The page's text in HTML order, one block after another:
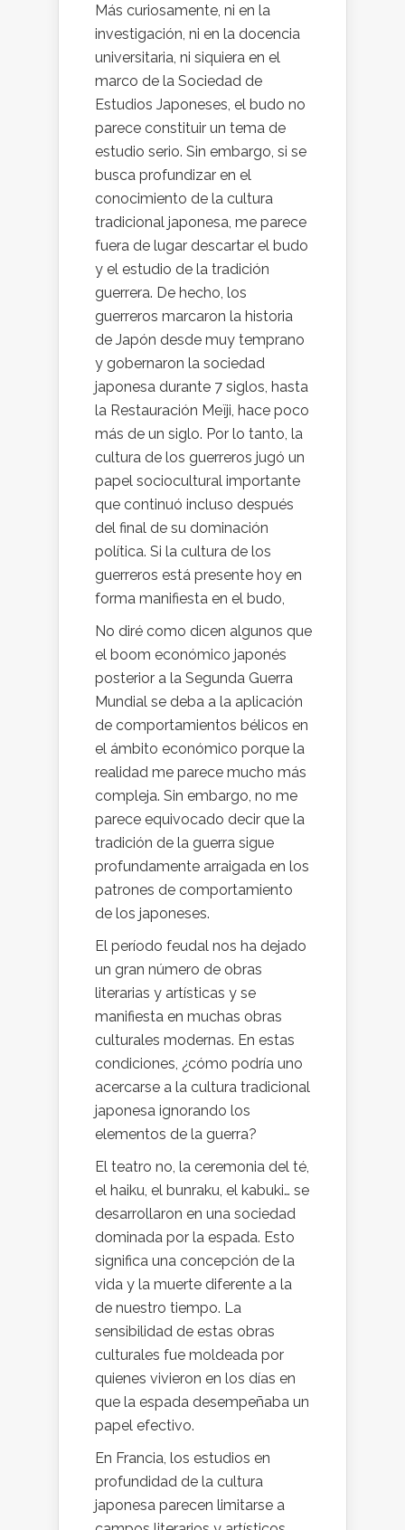
Más curiosamente, ni en la
investigación, ni en la docencia
universitaria, ni siquiera en el
marco de la Sociedad de
Estudios Japoneses, el budo no
parece constituir un tema de
estudio serio. Sin embargo, si se
busca profundizar en el
conocimiento de la cultura
tradicional japonesa, me parece
fuera de lugar descartar el budo
y el estudio de la tradición
guerrera. De hecho, los
guerreros marcaron la historia
de Japón desde muy temprano
y gobernaron la sociedad
japonesa durante 7 siglos, hasta
la Restauración Meïji, hace poco
más de un siglo. Por lo tanto, la
cultura de los guerreros jugó un
papel sociocultural importante
que continuó incluso después
del final de su dominación
política. Si la cultura de los
guerreros está presente hoy en
forma manifiesta en el budo,
No diré como dicen algunos que
el boom económico japonés
posterior a la Segunda Guerra
Mundial se deba a la aplicación
de comportamientos bélicos en
el ámbito económico porque la
realidad me parece mucho más
compleja. Sin embargo, no me
parece equivocado decir que la
tradición de la guerra sigue
profundamente arraigada en los
patrones de comportamiento
de los japoneses.
El período feudal nos ha dejado
un gran número de obras
literarias y artísticas y se
manifiesta en muchas obras
culturales modernas. En estas
condiciones, ¿cómo podría uno
acercarse a la cultura tradicional
japonesa ignorando los
elementos de la guerra?
El teatro no, la ceremonia del té,
el haiku, el bunraku, el kabuki… se
desarrollaron en una sociedad
dominada por la espada. Esto
significa una concepción de la
vida y la muerte diferente a la
de nuestro tiempo. La
sensibilidad de estas obras
culturales fue moldeada por
quienes vivieron en los días en
que la espada desempeñaba un
papel efectivo.
En Francia, los estudios en
profundidad de la cultura
japonesa parecen limitarse a